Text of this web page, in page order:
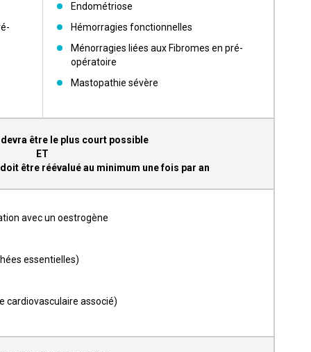
Endométriose
Hémorragies fonctionnelles
Ménorragies liées aux Fibromes en pré-
opératoire
Mastopathie sévère
être le plus court possible
ET
être réévalué au minimum une fois par an
avec un oestrogène
essentielles)
cardiovasculaire associé)